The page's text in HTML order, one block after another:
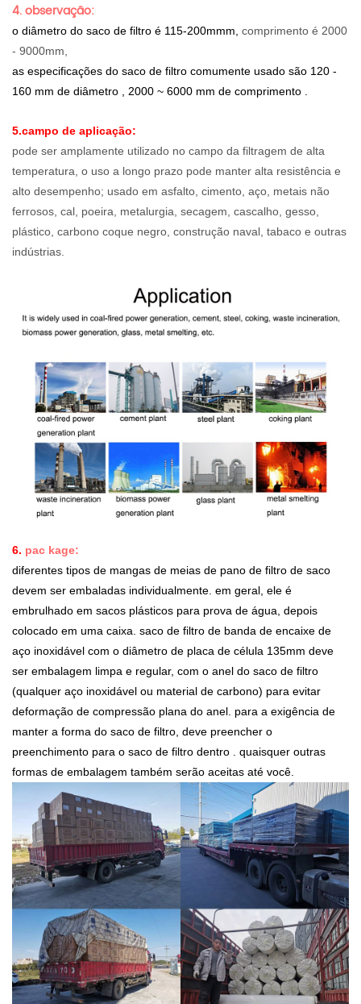
4. observação:
o diâmetro do saco de filtro é 115-200mmm, comprimento é 2000
- 9000mm,
as especificações do saco de filtro comumente usado são 120 -
160 mm de diâmetro , 2000 ~ 6000 mm de comprimento .
5.campo de aplicação:
pode ser amplamente utilizado no campo da filtragem de alta
temperatura, o uso a longo prazo pode manter alta resistência e
alto desempenho; usado em asfalto, cimento, aço, metais não
ferrosos, cal, poeira, metalurgia, secagem, cascalho, gesso,
plástico, carbono coque negro, construção naval, tabaco e outras
indústrias.
6. pac kage:
diferentes tipos de mangas de meias de pano de filtro de saco
devem ser embaladas individualmente. em geral, ele é
embrulhado em sacos plásticos para prova de água, depois
colocado em uma caixa. saco de filtro de banda de encaixe de
aço inoxidável com o diâmetro de placa de célula 135mm deve
ser embalagem limpa e regular, com o anel do saco de filtro
(qualquer aço inoxidável ou material de carbono) para evitar
deformação de compressão plana do anel. para a exigência de
manter a forma do saco de filtro, deve preencher o
preenchimento para o saco de filtro dentro . quaisquer outras
formas de embalagem também serão aceitas até você.